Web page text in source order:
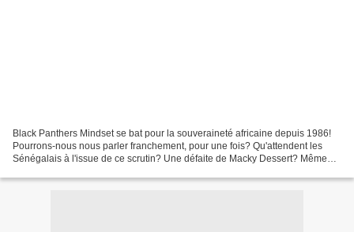
Black Panthers Mindset se bat pour la souveraineté africaine depuis 1986!
Pourrons-nous nous parler franchement, pour une fois? Qu'attendent les
Sénégalais à l'issue de ce scrutin? Une défaite de Macky Dessert? Même